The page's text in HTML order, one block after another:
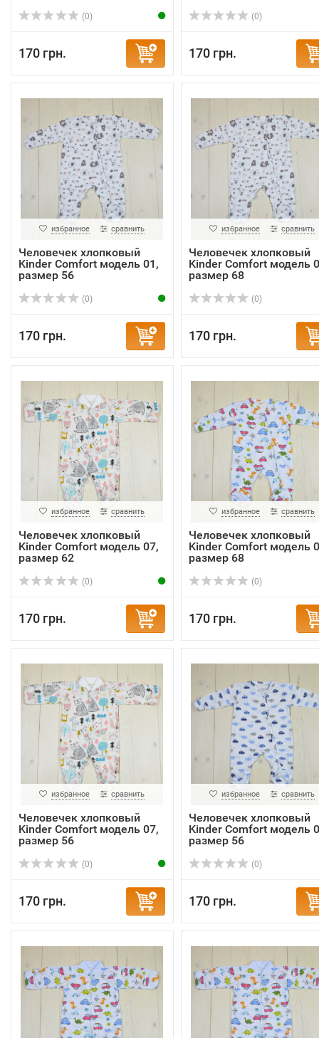
(0)
170 грн.
(0)
170 грн.
избранное сравнить
Человечек хлопковый
Kinder Comfort модель 01,
размер 56
(0)
170 грн.
избранное сравнить
Человечек хлопковый
Kinder Comfort модель
размер 68
(0)
170 грн.
избранное сравнить
Человечек хлопковый
Kinder Comfort модель 07,
размер 62
(0)
170 грн.
избранное сравнить
Человечек хлопковый
Kinder Comfort модель
размер 68
(0)
170 грн.
избранное сравнить
Человечек хлопковый
Kinder Comfort модель 07,
размер 56
(0)
170 грн.
избранное сравнить
Человечек хлопковый
Kinder Comfort модель
размер 56
(0)
170 грн.